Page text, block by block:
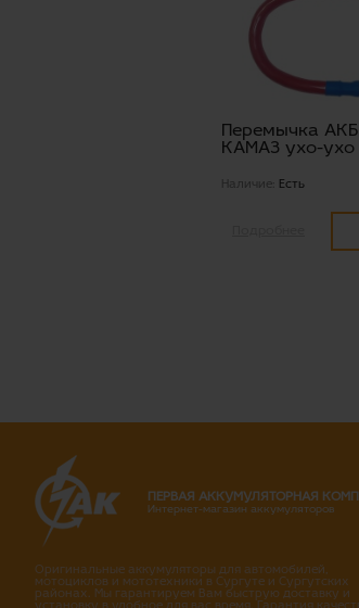
Перемычка АКБ
КАМАЗ ухо-ухо
Наличие: Есть
ПЕРВАЯ АККУМУЛЯТОРНАЯ
Интернет-магазин аккумуляторов
Оригинальные аккумуляторы для автомобилей,
мотоциклов и мототехники в Сургуте и Сургутских
районах. Мы гарантируем Вам быструю доставку и